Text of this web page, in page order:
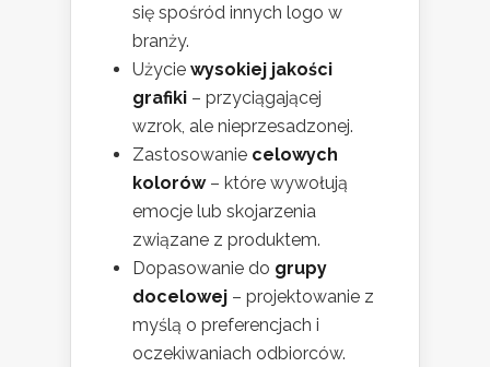
się spośród innych logo w
branży.
Użycie wysokiej jakości
grafiki – przyciągającej
wzrok, ale nieprzesadzonej.
Zastosowanie celowych
kolorów– które wywołują
emocje lub skojarzenia
związane z produktem.
Dopasowanie do grupy
docelowej – projektowanie z
myślą o preferencjach i
oczekiwaniach odbiorców.